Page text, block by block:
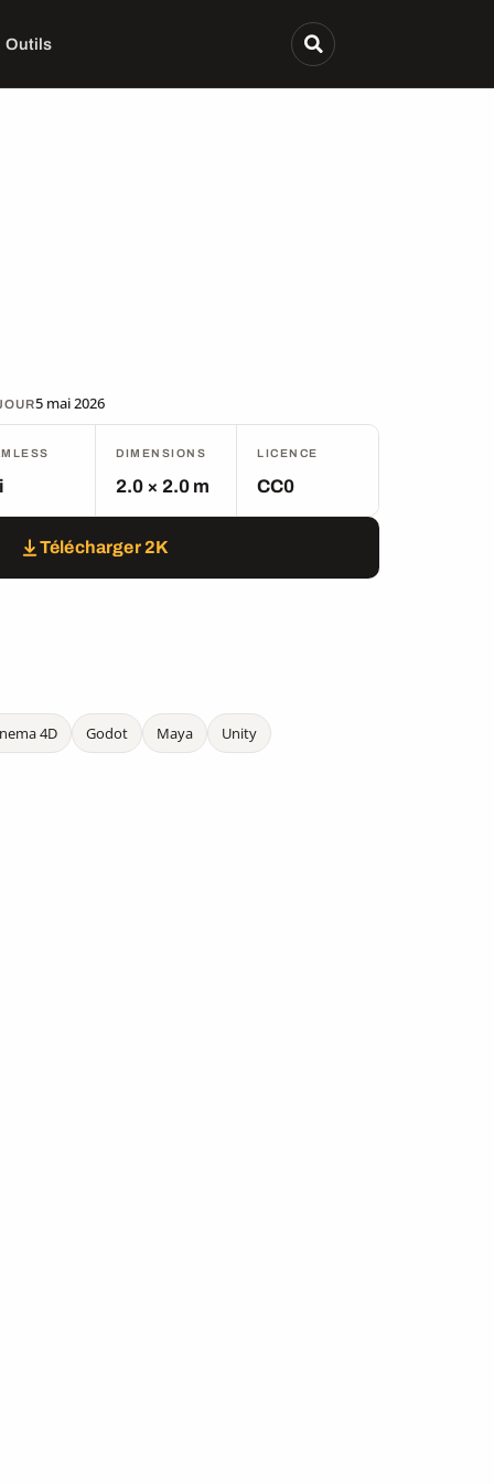
Outils
5 mai 2026
DIMENSIONS
2.0 × 2.0 m
LICENCE
CC0
Télécharger 2K
4D Godot Maya
Unity